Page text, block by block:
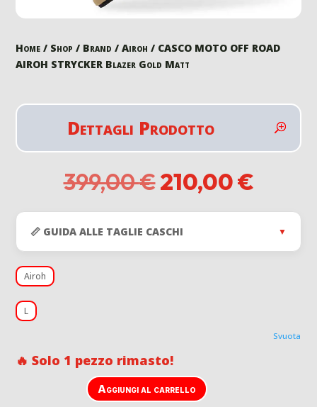
Home / Shop / Brand /Airoh / CASCO MOTO OFF ROAD
AIROH STRYCKER Blazer Gold Matt
Dettagli Prodotto
399,00€Il
prezzo
originale
era:
399,00 €.
210,00€Il
📏 GUIDA ALLE TAGLIE CASCHI ▼
Airoh
L
Svuota
🔥 Solo 1 pezzo rimasto!
Aggiungi al carrello